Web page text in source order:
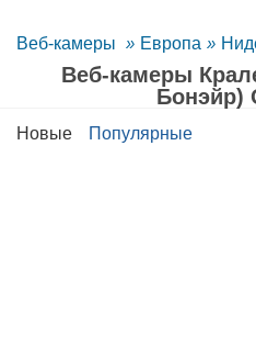
Веб-камеры » Европа »
Веб-камеры
Бонэйр)
Новые Популярные